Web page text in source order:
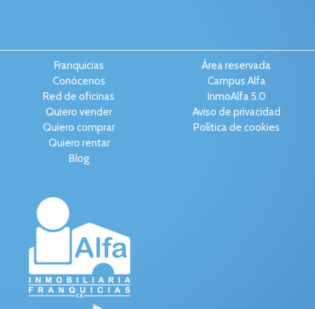
Franquicias
Conócenos
Red de oficinas
Quiero vender
Quiero comprar
Quiero rentar
Blog
Área reservada
Campus Alfa
InmoAlfa 5.0
Aviso de privacidad
Política de cookies